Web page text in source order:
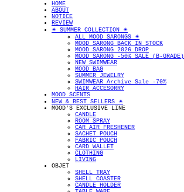
HOME
ABOUT
NOTICE
REVIEW
✴︎ SUMMER COLLECTION ✴︎
ALL MOOD SARONGS ✴︎
MOOD SARONG BACK IN STOCK
MOOD SARONG 2026 DROP
MOOD SARONG -50% SALE (B-GRADE)
NEW SWIMWEAR
MOOD BAG
SUMMER JEWELRY
SWIMWEAR Archive Sale -70%
HAIR ACCESORRY
MOOD SCENTS
NEW & BEST SELLERS ✴︎
MOOD'S EXCLUSIVE LINE
CANDLE
ROOM SPRAY
CAR AIR FRESHENER
SACHET POUCH
FABRIC POUCH
CARD WALLET
CLOTHING
LIVING
OBJET
SHELL TRAY
SHELL COASTER
CANDLE HOLDER